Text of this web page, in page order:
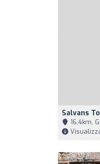
Salvans
16,4km,